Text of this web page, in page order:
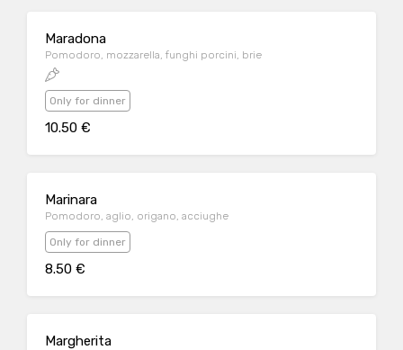
Maradona
Pomodoro, mozzarella, funghi porcini, brie
Only for dinner
10.50 €
Marinara
Pomodoro, aglio, origano, acciughe
Only for dinner
8.50 €
Margherita